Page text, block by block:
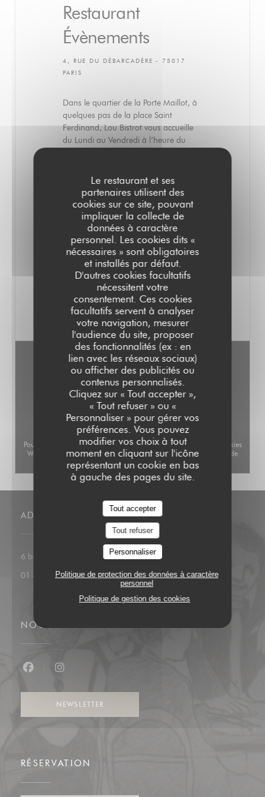
Le restaurant et ses
partenaires utilisent des
cookies sur ce site, pouvant
impliquer la collecte de
données à caractère
personnel. Les cookies dits «
nécessaires » sont obligatoires
et installés par défaut.
D'autres cookies facultatifs
nécessitent votre
consentement. Ces cookies
facultatifs servent à analyser
votre navigation, mesurer
l'audience du site, proposer
des fonctionnalités (ex : en
lien avec les réseaux sociaux)
ou afficher des publicités ou
contenus personnalisés.
Cliquez sur « Tout accepter »,
« Tout refuser » ou «
Personnaliser » pour gérer vos
préférences. Vous pouvez
modifier vos choix à tout
moment en cliquant sur l'icône
représentant un cookie en bas
à gauche des pages du site.
Tout accepter
Tout refuser
Personnaliser
Politique de protection des données à caractère
personnel
Politique de gestion des cookies
Restaurant
Évènements
4, RUE DU DÉBARCADÈRE - 75017
PARIS
Dans le quartier de la Porte Maillot, à
quelques pas de la place Saint
Ferdinand, Lou Bistrot vous accueille
du Lundi au Vendredi à l’heure du
composé de meubles et d’objets
chinés, notre chef vous propose une
cuisine de saison authentique et
généreuse. L'ardoise est remaniée
chaque semaine en fonction du
marché et de ses inspirations. Elle est
accompagnée d'un semainier de
saison.
Notre sélection de vins élégants et
racés évolue au fil des mois selon les
coups de cœur des patrons.
Les soirées sont uniquement dédiées à
l'organisation de vos événements
privés ou professionnels, sous forme
de cocktail ou de repas assis. Nos
espaces permettent de recevoir 70
personnes en dîner assis et 100 en
cocktail.
Faire une demande de devis
Toute l'année, vous pouvez profiter
d'une belle terrasse en bois d'une
trentaine de places.
disposition à 50 mètres du restaurant
au 29 rue Brunel.
VOIR LE SITE
Pour afficher la carte interactive Waze, vous devez accepter les cookies
Waze Map (Google). Ces cookies peuvent collecter des données de
navigation et de localisation.
Autoriser
ADRESSE
6 boulevard du Général Leclerc 92200 Neuilly
01 47 45 24 57
NOUS SUIVRE
NEWSLETTER
RÉSERVATION